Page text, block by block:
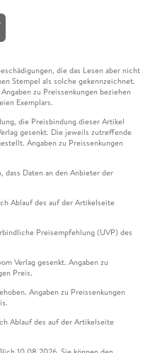
die das Lesen aber nicht
Stempel als solche gekennzeichnet.
zu Preissenkungen beziehen
Exemplars.
die Preisbindung dieser Artikel
gesenkt. Die jeweils zutreffende
Angaben zu Preissenkungen
Daten an den Anbieter der
Ablauf des auf der Artikelseite
Preisempfehlung (UVP) des
Verlag gesenkt. Angaben zu
Preis.
Angaben zu Preissenkungen
Ablauf des auf der Artikelseite